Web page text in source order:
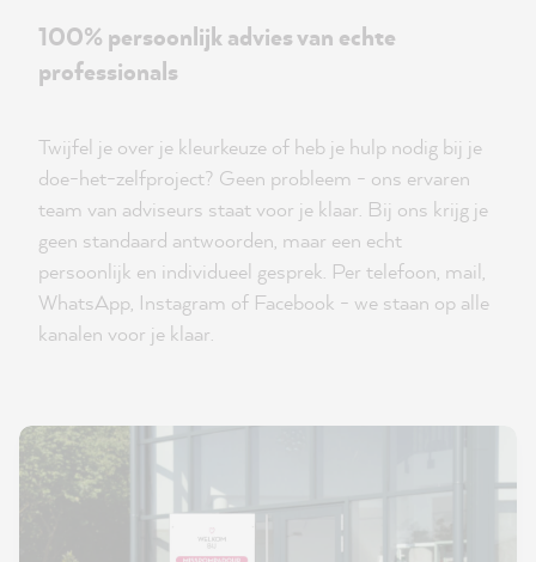
100% persoonlijk advies van echte
professionals
Twijfel je over je kleurkeuze of heb je hulp nodig bij je
doe-het-zelfproject? Geen probleem - ons ervaren
team van adviseurs staat voor je klaar. Bij ons krijg je
geen standaard antwoorden, maar een echt
persoonlijk en individueel gesprek. Per telefoon, mail,
WhatsApp, Instagram of Facebook - we staan op alle
kanalen voor je klaar.